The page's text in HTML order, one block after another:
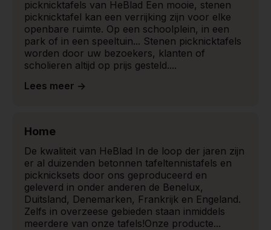
picknicktafels van HeBlad Een mooie, stenen
picknicktafel kan een verrijking zijn voor elke
openbare ruimte. Op een schoolplein, in een
park of in een speeltuin... Stenen picknicktafels
worden door uw bezoekers, klanten of
scholieren altijd op prijs gesteld....
Lees meer ->
Home
De kwaliteit van HeBlad In de loop der jaren zijn
er al duizenden betonnen tafeltennistafels en
picknicksets door ons geproduceerd en
geleverd in onder anderen de Benelux,
Duitsland, Denemarken, Frankrijk en Engeland.
Zelfs in overzeese gebieden staan inmiddels
meerdere van onze tafels!Onze producte...